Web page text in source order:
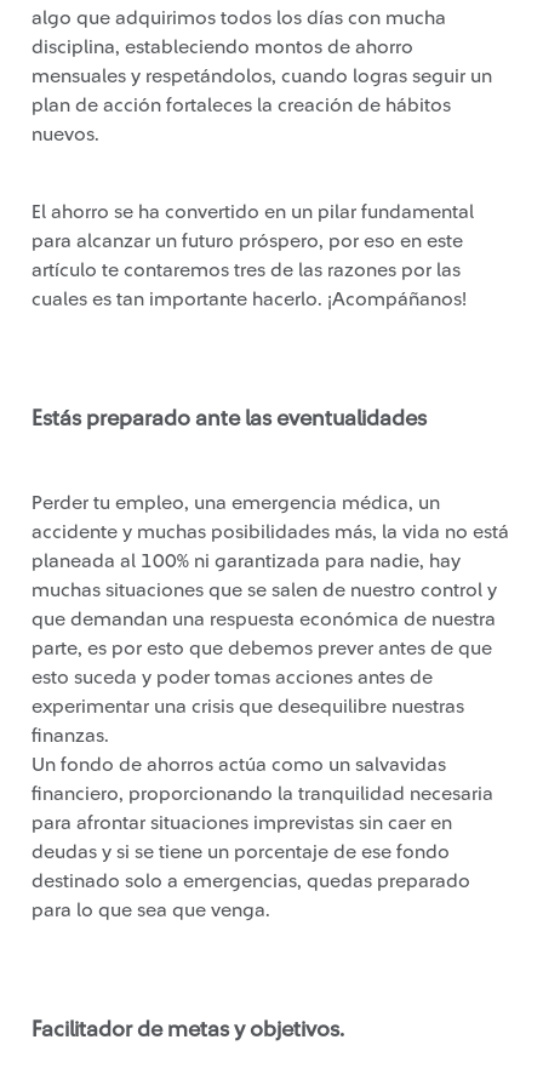
algo que adquirimos todos los días con mucha
disciplina, estableciendo montos de ahorro
mensuales y respetándolos, cuando logras seguir un
plan de acción fortaleces la creación de hábitos
nuevos.
El ahorro se ha convertido en un pilar fundamental
para alcanzar un futuro próspero, por eso en este
artículo te contaremos tres de las razones por las
cuales es tan importante hacerlo. ¡Acompáñanos!
Estás preparado ante las eventualidades
Perder tu empleo, una emergencia médica, un
accidente y muchas posibilidades más, la vida no está
planeada al 100% ni garantizada para nadie, hay
muchas situaciones que se salen de nuestro control y
que demandan una respuesta económica de nuestra
parte, es por esto que debemos prever antes de que
esto suceda y poder tomas acciones antes de
experimentar una crisis que desequilibre nuestras
finanzas.
Un fondo de ahorros actúa como un salvavidas
financiero, proporcionando la tranquilidad necesaria
para afrontar situaciones imprevistas sin caer en
deudas y si se tiene un porcentaje de ese fondo
destinado solo a emergencias, quedas preparado
para lo que sea que venga.
Facilitador de metas y objetivos.